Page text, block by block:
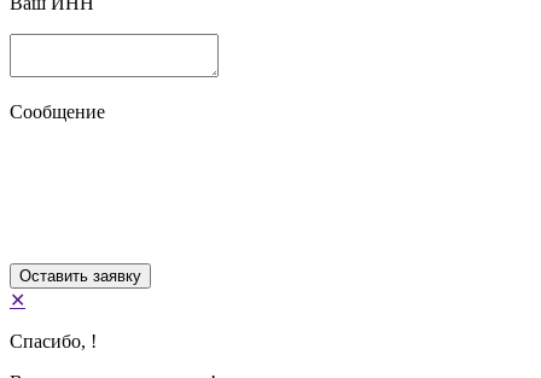
Сообщение
✕
Спасибо, !